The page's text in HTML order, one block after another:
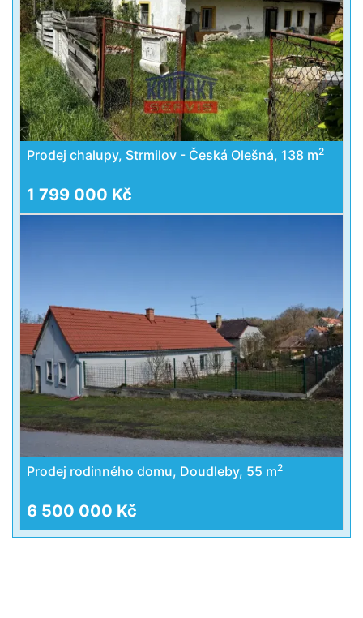
Prodej chalupy, Strmilov - Česká Olešná, 138 m2
1 799 000 Kč
Prodej rodinného domu, Doudleby, 55 m2
6 500 000 Kč